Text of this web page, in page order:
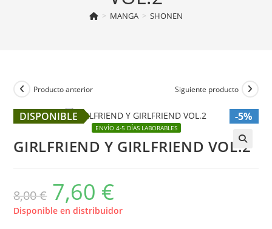
> MANGA > SHONEN
Producto anterior Siguiente producto
🔍
DISPONIBLE -5%
ENVÍO 4-5 DÍAS LABORABLES
GIRLFRIEND Y GIRLFRIEND VOL.2
8,00€
El
precio
original
era:
7,60 €
es:
Disponible en distribuidor